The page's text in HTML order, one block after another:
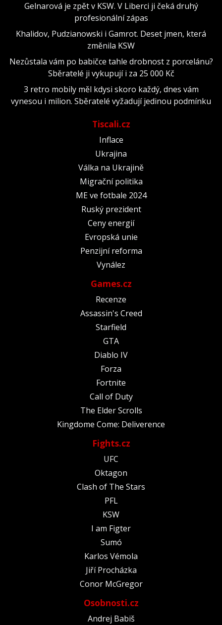
Gelnarová je zpět v KSW. V Liberci ji čeká druhý
profesionální zápas
Khalidov, Pudzianowski i Gamrot. Deset jmen, která
změnila KSW
Nezůstala vám po babičce tahle drobnost z porcelánu?
Sběratelé ji vykupují i za 25 000 Kč
3 retro mobily měl kdysi skoro každý, dnes vám
vynesou i milion. Sběratelé vyžadují jedinou podmínku
Tiscali.cz
Inflace
Ukrajina
Válka na Ukrajině
Migrační politika
ME ve fotbale 2024
Ruský prezident
Ceny energií
Evropská unie
Penzijní reforma
Vynález
Games.cz
Recenze
Assassin's Creed
Starfield
GTA
Diablo IV
Forza
Fortnite
Call of Duty
The Elder Scrolls
Kingdome Come: Deliverence
Fights.cz
UFC
Oktagon
Clash of The Stars
PFL
KSW
I am Figter
Sumó
Karlos Vémola
Jiří Procházka
Conor McGregor
Osobnosti.cz
Andrej Babiš